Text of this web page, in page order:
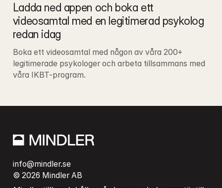
Ladda ned appen och boka ett
videosamtal med en legitimerad psykolog
redan idag
Boka ett videosamtal med någon av våra 200+
legitimerade psykologer och arbeta tillsammans med
våra IKBT-program.
info@mindler.se
© 2026 Mindler AB